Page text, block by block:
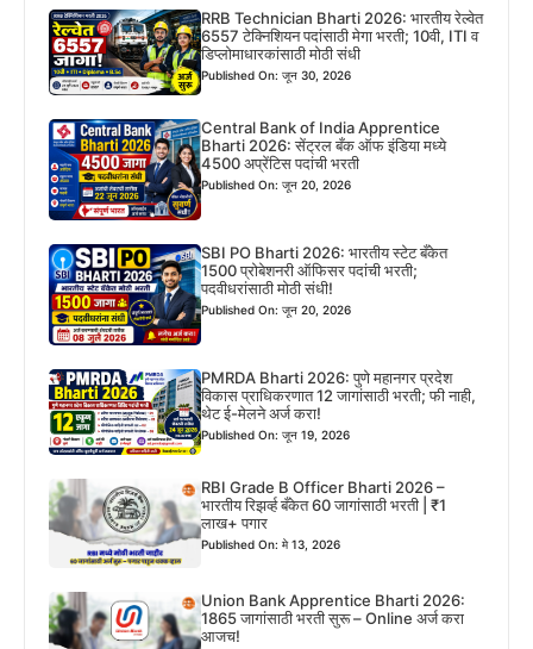
RRB Technician Bharti 2026: भारतीय रेल्वेत
6557 टेक्निशियन पदांसाठी मेगा भरती; 10वी, ITI व
डिप्लोमाधारकांसाठी मोठी संधी
Published On: जून 30, 2026
Central Bank of India Apprentice
Bharti 2026: सेंट्रल बँक ऑफ इंडिया मध्ये
4500 अप्रेंटिस पदांची भरती
Published On: जून 20, 2026
SBI PO Bharti 2026: भारतीय स्टेट बँकेत
1500 प्रोबेशनरी ऑफिसर पदांची भरती;
पदवीधरांसाठी मोठी संधी!
Published On: जून 20, 2026
PMRDA Bharti 2026: पुणे महानगर प्रदेश
विकास प्राधिकरणात 12 जागांसाठी भरती; फी नाही,
थेट ई-मेलने अर्ज करा!
Published On: जून 19, 2026
RBI Grade B Officer Bharti 2026 –
भारतीय रिझर्व्ह बँकेत 60 जागांसाठी भरती | ₹1
लाख+ पगार
Published On: मे 13, 2026
Union Bank Apprentice Bharti 2026:
1865 जागांसाठी भरती सुरू – Online अर्ज करा
आजच!